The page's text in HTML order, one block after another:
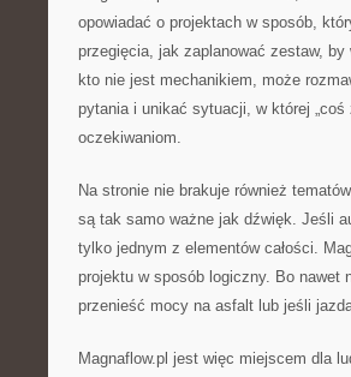
opowiadać o projektach w sposób,
przegięcia, jak zaplanować zestaw,
kto nie jest mechanikiem, może
pytania i unikać sytuacji, w której „coś
oczekiwaniom.
Na stronie nie brakuje również
są tak samo ważne jak dźwięk. Jeśli
tylko jednym z elementów całości.
projektu w sposób logiczny. Bo nawet
przenieść mocy na asfalt lub jeśli
Magnaflow.pl jest więc miejscem dla